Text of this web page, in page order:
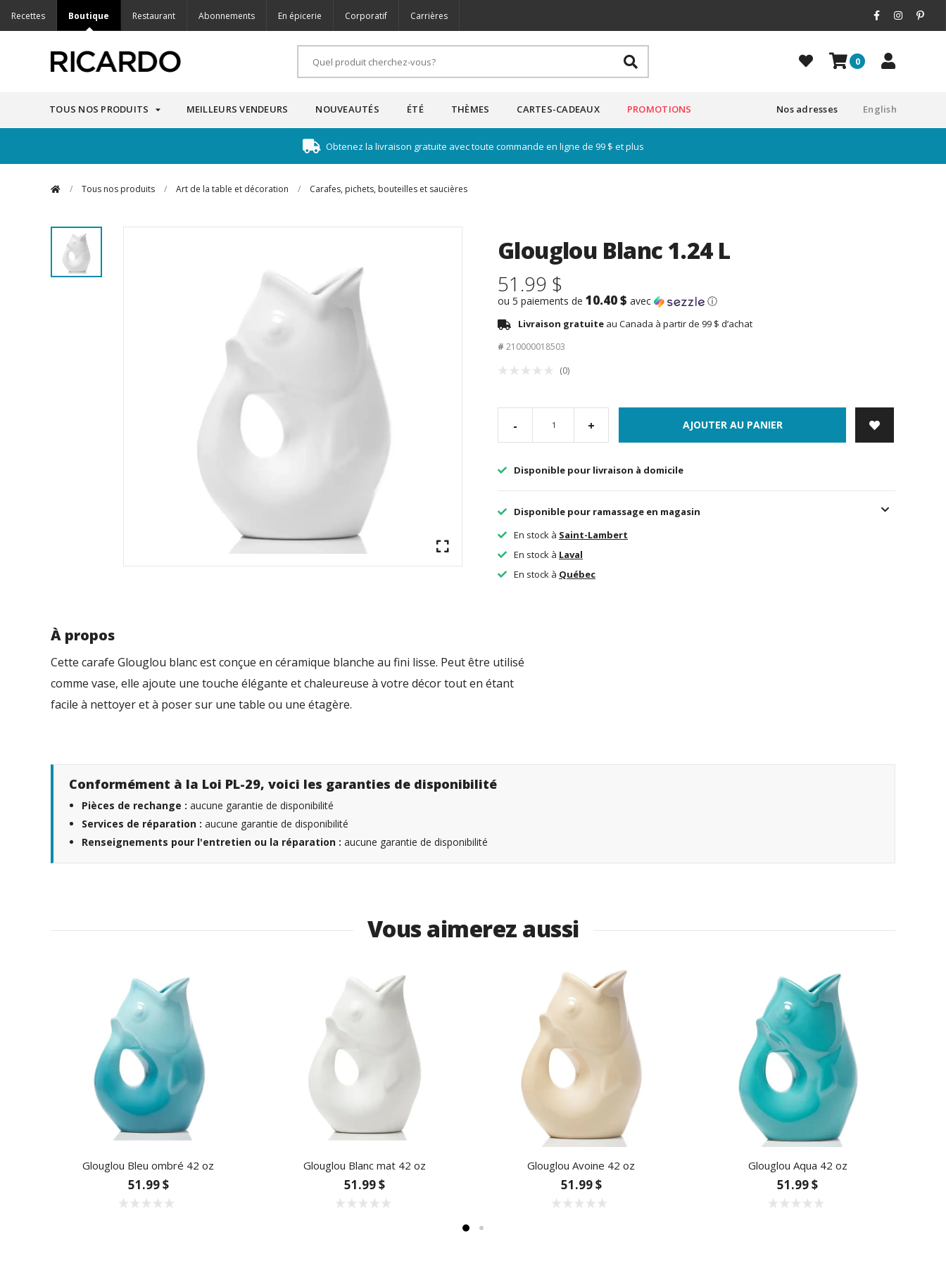
Recettes Boutique Restaurant Abonnements En épicerie Corporatif Carrières
0
TOUS NOS PRODUITS MEILLEURS VENDEURS NOUVEAUTÉS ÉTÉ THÈMES CARTES-CADEAUX PROMOTIONS English
Nos adresses
Obtenez la livraison gratuite avec toute commande en ligne de 99 $ et plus
/ Tous nos produits / Art de la table et décoration / Carafes, pichets, bouteilles et saucières
Glouglou Blanc 1.24 L
51.99 $
ou 5 paiements de 10.40 $ avec ⓘ
Livraison gratuite au Canada à partir de 99 $ d’achat
# 210000018503
(0)
- + AJOUTER AU PANIER
Disponible pour livraison à domicile
Disponible pour ramassage en magasin
En stock à Saint-Lambert
En stock à Laval
En stock à Québec
À propos
Cette carafe Glouglou blanc est conçue en céramique blanche au fini lisse. Peut être utilisé
comme vase, elle ajoute une touche élégante et chaleureuse à votre décor tout en étant
facile à nettoyer et à poser sur une table ou une étagère.
Conformément à la Loi PL-29, voici les garanties de disponibilité
Pièces de rechange : aucune garantie de disponibilité
Services de réparation : aucune garantie de disponibilité
Renseignements pour l'entretien ou la réparation : aucune garantie de disponibilité
Vous aimerez aussi
Glouglou Bleu ombré 42 oz
51.99 $
Glouglou Blanc mat 42 oz
51.99 $
Glouglou Avoine 42 oz
51.99 $
Glouglou Aqua 42 oz
51.99 $